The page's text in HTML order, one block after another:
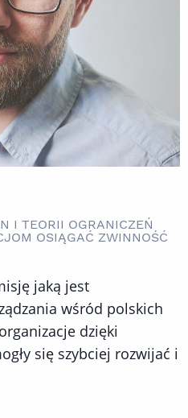
I TEORII OGRANICZEŃ
OSIĄGAĆ ZWINNOŚĆ
jaką jest
wśród polskich
dzięki
się szybciej rozwijać i